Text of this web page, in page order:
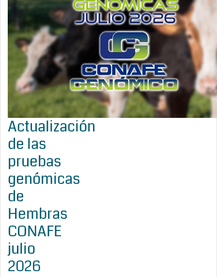
Actualización
de las
pruebas
genómicas
de
Hembras
CONAFE
julio
2026